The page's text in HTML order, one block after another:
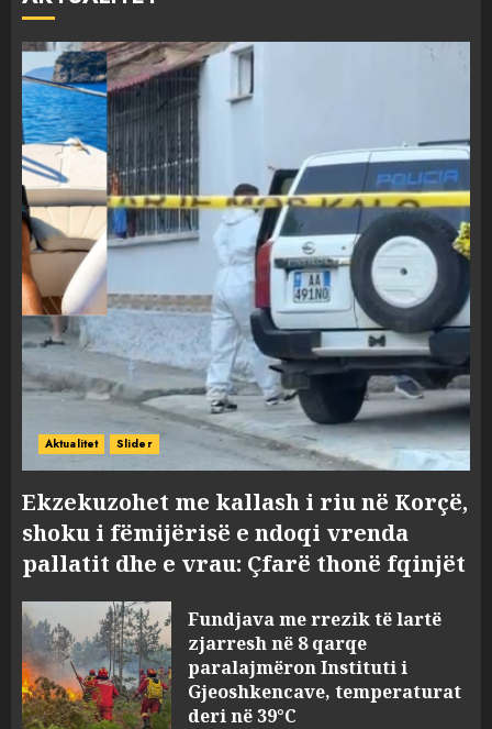
Aktualitet Slider
Ekzekuzohet me kallash i riu në Korçë,
shoku i fëmijërisë e ndoqi vrenda
pallatit dhe e vrau: Çfarë thonë fqinjët
Fundjava me rrezik të lartë
zjarresh në 8 qarqe
paralajmëron Instituti i
Gjeoshkencave, temperaturat
deri në 39°C